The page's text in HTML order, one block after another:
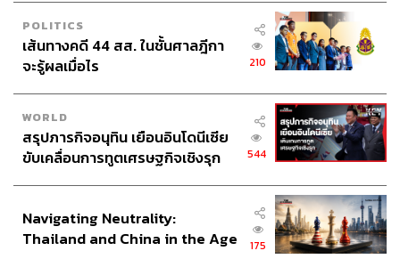
POLITICS
เส้นทางคดี 44 สส. ในชั้นศาลฎีกา
จะรู้ผลเมื่อไร
210
WORLD
สรุปภารกิจอนุทิน เยือนอินโดนีเซีย
ขับเคลื่อนการทูตเศรษฐกิจเชิงรุก
544
Navigating Neutrality:
Thailand and China in the Age
175